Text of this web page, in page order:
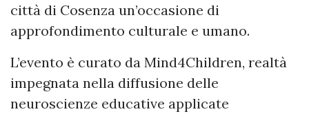
città di Cosenza un’occasione di
approfondimento culturale e umano.
L’evento è curato da Mind4Children, realtà
impegnata nella diffusione delle
neuroscienze educative applicate